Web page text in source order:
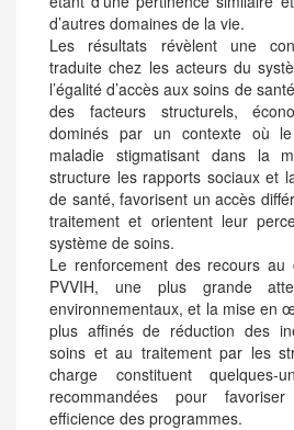
d’autres domaines de la vie.
Les résultats révèlent une
traduite chez les acteurs du
l’égalité d’accès aux soins de
des facteurs structurels,
dominés par un contexte où
maladie stigmatisant dans la
structure les rapports sociaux et
de santé, favorisent un accès
traitement et orientent leur
système de soins.
Le renforcement des recours
PVVIH, une plus grande
environnementaux, et la mise en
plus affinés de réduction des
soins et au traitement par les
charge constituent quelques-
recommandées pour
efficience des programmes.